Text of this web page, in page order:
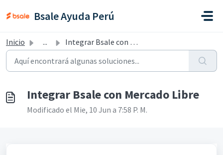
Bsale Ayuda Perú
Inicio ... Integrar Bsale con Mercado Libre
Integrar Bsale con Mercado Libre
Modificado el Mie, 10 Jun a 7:58 P. M.